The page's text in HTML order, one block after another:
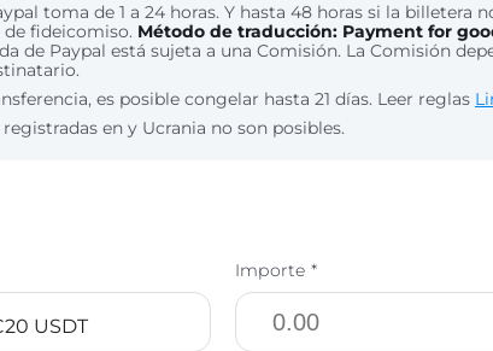
toma de 1 a 24 horas. Y hasta 48 horas si la billetera
fideicomiso. Método de traducción: Payment for
de Paypal está sujeta a una Comisión. La Comisión
es posible congelar hasta 21 días. Leer reglas
en y Ucrania no son posibles.
USDT
Importe *